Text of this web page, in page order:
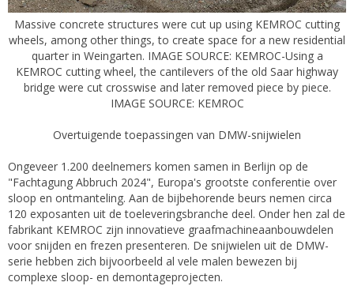
Massive concrete structures were cut up using KEMROC cutting
wheels, among other things, to create space for a new residential
quarter in Weingarten. IMAGE SOURCE: KEMROC-Using a
KEMROC cutting wheel, the cantilevers of the old Saar highway
bridge were cut crosswise and later removed piece by piece.
IMAGE SOURCE: KEMROC
Overtuigende toepassingen van DMW-snijwielen
Ongeveer 1.200 deelnemers komen samen in Berlijn op de
"Fachtagung Abbruch 2024", Europa's grootste conferentie over
sloop en ontmanteling. Aan de bijbehorende beurs nemen circa
120 exposanten uit de toeleveringsbranche deel. Onder hen zal de
fabrikant KEMROC zijn innovatieve graafmachineaanbouwdelen
voor snijden en frezen presenteren. De snijwielen uit de DMW-
serie hebben zich bijvoorbeeld al vele malen bewezen bij
complexe sloop- en demontageprojecten.